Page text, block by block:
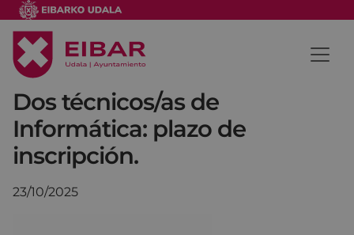
Dos técnicos/as de
Informática: plazo de
inscripción.
23/10/2025